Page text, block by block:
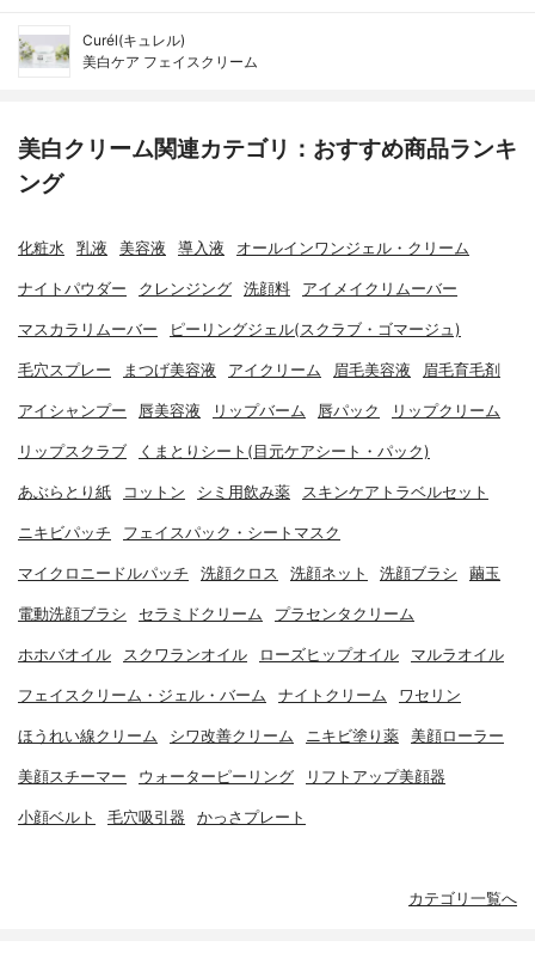
Curél(キュレル)
美白ケア フェイスクリーム
美白クリーム関連カテゴリ：おすすめ商品ランキ
ング
化粧水 乳液 美容液 導入液 オールインワンジェル・クリーム
ナイトパウダー クレンジング 洗顔料 アイメイクリムーバー
マスカラリムーバー ピーリングジェル(スクラブ・ゴマージュ)
毛穴スプレー まつげ美容液 アイクリーム 眉毛美容液 眉毛育毛剤
アイシャンプー 唇美容液 リップバーム 唇パック リップクリーム
リップスクラブ くまとりシート(目元ケアシート・パック)
あぶらとり紙 コットン シミ用飲み薬 スキンケアトラベルセット
ニキビパッチ フェイスパック・シートマスク
マイクロニードルパッチ 洗顔クロス 洗顔ネット 洗顔ブラシ 繭玉
電動洗顔ブラシ セラミドクリーム プラセンタクリーム
ホホバオイル スクワランオイル ローズヒップオイル マルラオイル
フェイスクリーム・ジェル・バーム ナイトクリーム ワセリン
ほうれい線クリーム シワ改善クリーム ニキビ塗り薬 美顔ローラー
美顔スチーマー ウォーターピーリング リフトアップ美顔器
小顔ベルト 毛穴吸引器 かっさプレート
カテゴリ一覧へ